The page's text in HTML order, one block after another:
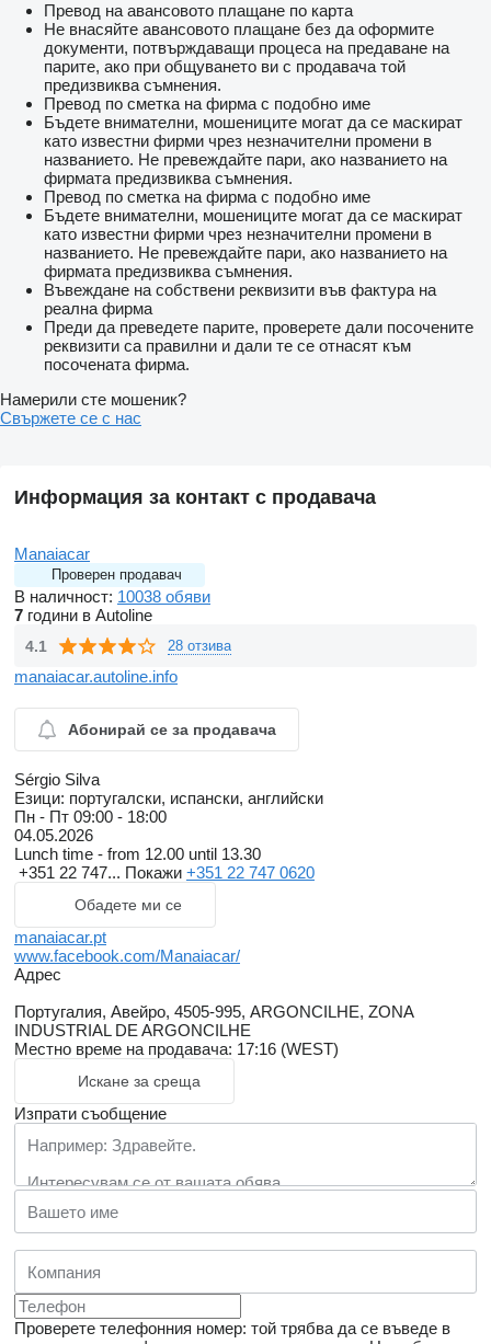
Превод на авансовото плащане по карта
Не внасяйте авансовото плащане без да оформите
документи, потвърждаващи процеса на предаване на
парите, ако при общуването ви с продавача той
предизвиква съмнения.
Превод по сметка на фирма с подобно име
Бъдете внимателни, мошениците могат да се маскират
като известни фирми чрез незначителни промени в
названието. Не превеждайте пари, ако названието на
фирмата предизвиква съмнения.
Превод по сметка на фирма с подобно име
Бъдете внимателни, мошениците могат да се маскират
като известни фирми чрез незначителни промени в
названието. Не превеждайте пари, ако названието на
фирмата предизвиква съмнения.
Въвеждане на собствени реквизити във фактура на
реална фирма
Преди да преведете парите, проверете дали посочените
реквизити са правилни и дали те се отнасят към
посочената фирма.
Намерили сте мошеник?
Свържете се с нас
Информация за контакт с продавача
Manaiacar
Проверен продавач
В наличност: 10038 обяви
7 години в Autoline
4.1 28 отзива
manaiacar.autoline.info
Абонирай се за продавача
Sérgio Silva
Езици: португалски, испански, английски
Пн - Пт 09:00 - 18:00
04.05.2026
Lunch time - from 12.00 until 13.30
+351 22 747... Покажи +351 22 747 0620
Обадете ми се
manaiacar.pt
www.facebook.com/Manaiacar/
Адрес
Португалия, Авейро, 4505-995, ARGONCILHE, ZONA
INDUSTRIAL DE ARGONCILHE
Местно време на продавача: 17:16 (WEST)
Искане за среща
Изпрати съобщение
Проверете телефонния номер: той трябва да се въведе в